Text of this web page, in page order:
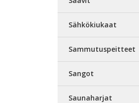
Sähkökiukaat
Sammutuspeitteet
Sangot
Saunaharjat